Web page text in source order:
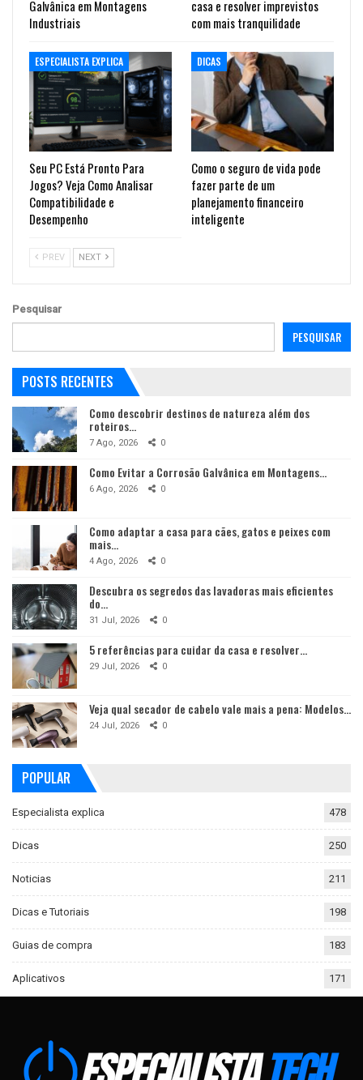
Galvânica em Montagens
Industriais
casa e resolver imprevistos
com mais tranquilidade
ESPECIALISTA EXPLICA
Seu PC Está Pronto Para
Jogos? Veja Como Analisar
Compatibilidade e
Desempenho
DICAS
Como o seguro de vida pode
fazer parte de um
planejamento financeiro
inteligente
PREV NEXT
Pesquisar
PESQUISAR
POSTS RECENTES
Como descobrir destinos de natureza além dos
roteiros…
7 Ago, 2026 0
Como Evitar a Corrosão Galvânica em Montagens…
6 Ago, 2026 0
Como adaptar a casa para cães, gatos e peixes com
mais…
4 Ago, 2026 0
Descubra os segredos das lavadoras mais eficientes
do…
31 Jul, 2026 0
5 referências para cuidar da casa e resolver…
29 Jul, 2026 0
Veja qual secador de cabelo vale mais a pena: Modelos…
24 Jul, 2026 0
POPULAR
Especialista explica 478
Dicas 250
Noticias 211
Dicas e Tutoriais 198
Guias de compra 183
Aplicativos 171